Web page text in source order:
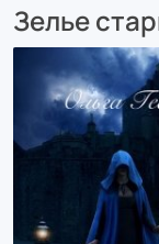
Зелье